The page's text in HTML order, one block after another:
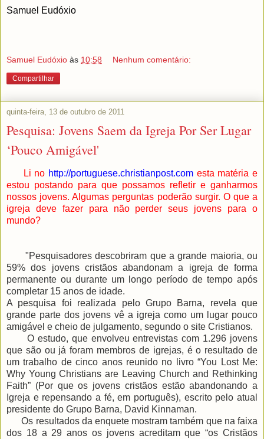
Samuel Eudóxio
Samuel Eudóxio às 10:58 Nenhum comentário:
Compartilhar
quinta-feira, 13 de outubro de 2011
Pesquisa: Jovens Saem da Igreja Por Ser Lugar
‘Pouco Amigável'
Li no http://portuguese.christianpost.comesta matéria e
estou postando para que possamos refletir e ganharmos
nossos jovens. Algumas perguntas poderão surgir. O que a
igreja deve fazer para não perder seus jovens para o
mundo?
"Pesquisadores descobriram que a grande maioria, ou
59% dos jovens cristãos abandonam a igreja de forma
permanente ou durante um longo período de tempo após
completar 15 anos de idade.
A pesquisa foi realizada pelo Grupo Barna, revela que
grande parte dos jovens vê a igreja como um lugar pouco
amigável e cheio de julgamento, segundo o site Cristianos.
O estudo, que envolveu entrevistas com 1.296 jovens
que são ou já foram membros de igrejas, é o resultado de
um trabalho de cinco anos reunido no livro “You Lost Me:
Why Young Christians are Leaving Church and Rethinking
Faith” (Por que os jovens cristãos estão abandonando a
Igreja e repensando a fé, em português), escrito pelo atual
presidente do Grupo Barna, David Kinnaman.
Os resultados da enquete mostram também que na faixa
dos 18 a 29 anos os jovens acreditam que “os Cristãos